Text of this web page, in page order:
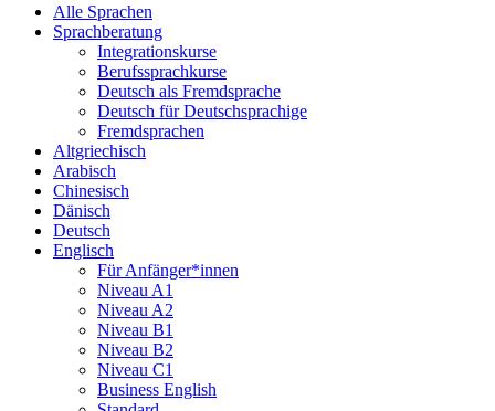
Alle Sprachen
Sprachberatung
Integrationskurse
Berufssprachkurse
Deutsch als Fremdsprache
Deutsch für Deutschsprachige
Fremdsprachen
Altgriechisch
Arabisch
Chinesisch
Dänisch
Deutsch
Englisch
Für Anfänger*innen
Niveau A1
Niveau A2
Niveau B1
Niveau B2
Niveau C1
Business English